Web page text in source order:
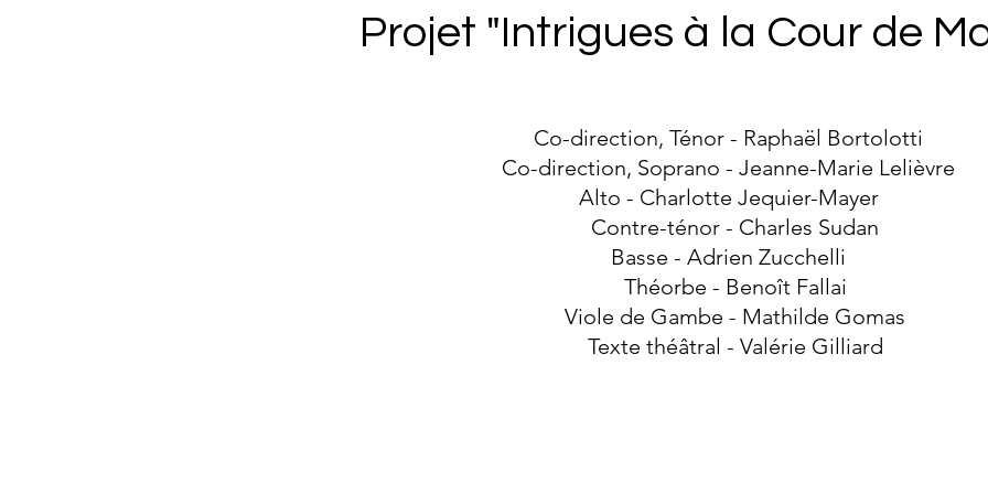
Projet "Intrigues à la Cour de
Co-direction, Ténor - Raphaël Bortolotti
Co-direction, Soprano - Jeanne-Marie Lelièvre
Alto - Charlotte Jequier-Mayer
Contre-ténor - Charles Sudan
Basse - Adrien Zucchelli
Théorbe - Benoît Fallai
Viole de Gambe - Mathilde Gomas
Texte théâtral - Valérie Gilliard